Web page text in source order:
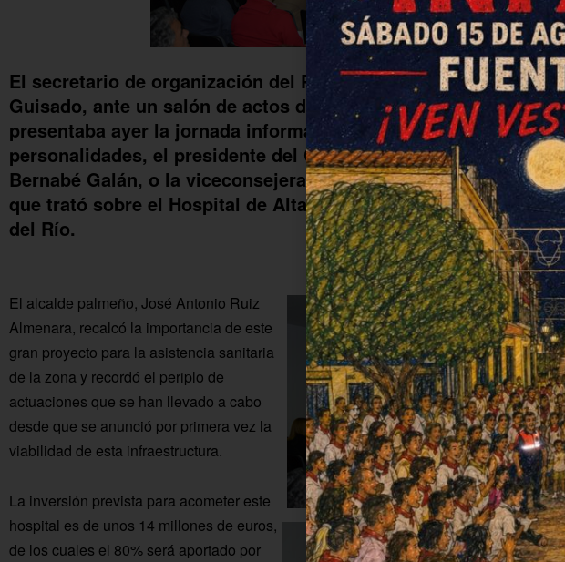
El secretario de organización del PSOE de Fuente Palmera,
Guisado, ante un salón de actos de la Casa de la Memoria
presentaba ayer la jornada informativa a la que asistieron,
personalidades, el presidente del Colegio de Médicos de
Bernabé Galán, o la viceconsejera de Salud de la Junta, María
que trató sobre el Hospital de Alta Resolución que se va a
del Río.
El alcalde palmeño, José Antonio Ruiz
Almenara, recalcó la importancia de este
gran proyecto para la asistencia sanitaria
de la zona y recordó el periplo de
actuaciones que se han llevado a cabo
desde que se anunció por primera vez la
viabilidad de esta infraestructura.
La inversión prevista para acometer este
hospital es de unos 14 millones de euros,
de los cuales el 80% será aportado por